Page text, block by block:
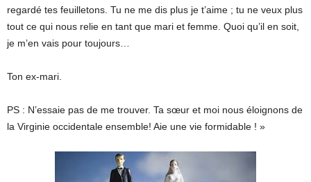
regardé tes feuilletons. Tu ne me dis plus je t’aime ; tu ne veux plus
tout ce qui nous relie en tant que mari et femme. Quoi qu’il en soit,
je m’en vais pour toujours…
Ton ex-mari.
PS : N’essaie pas de me trouver. Ta sœur et moi nous éloignons de
la Virginie occidentale ensemble! Aie une vie formidable ! »